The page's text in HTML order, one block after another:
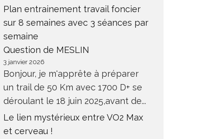
Plan entrainement travail foncier
sur 8 semaines avec 3 séances par
semaine
Question de MESLIN
3 janvier 2026
Bonjour, je m'apprête à préparer
un trail de 50 Km avec 1700 D+ se
déroulant le 18 juin 2025,avant de...
Le lien mystérieux entre VO2 Max
et cerveau !